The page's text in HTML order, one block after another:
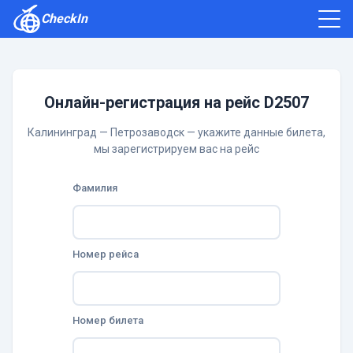
CheckIn
Онлайн-регистрация на рейс D2507
Калининград — Петрозаводск — укажите данные билета,
мы зарегистрируем вас на рейс
Фамилия
Номер рейса
Номер билета